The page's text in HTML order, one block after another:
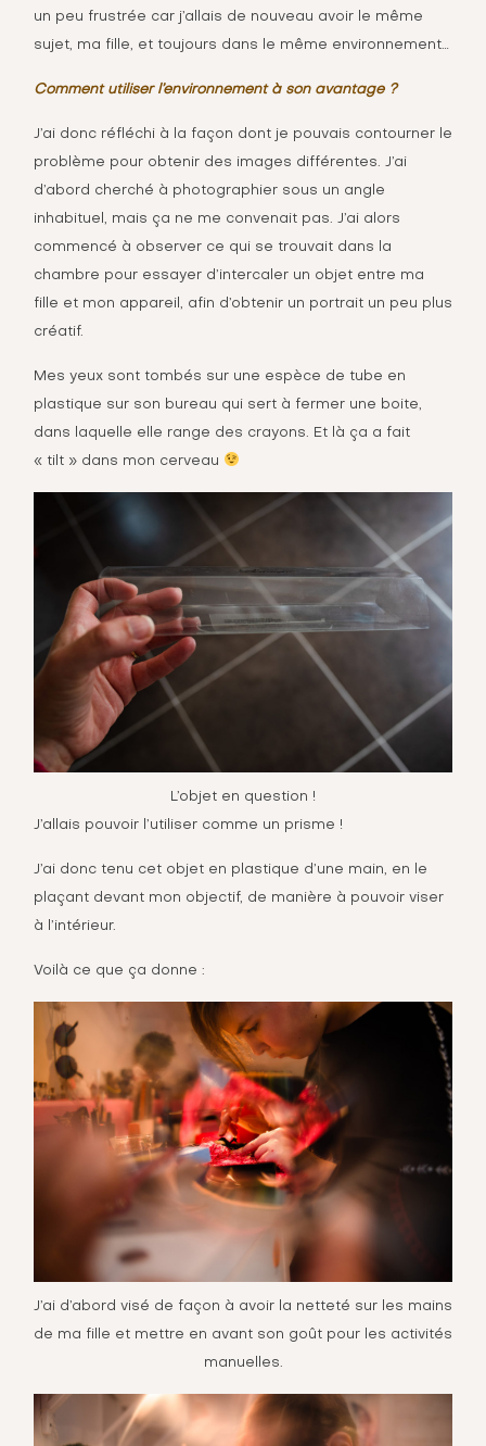
un peu frustrée car j’allais de nouveau avoir le même
sujet, ma fille, et toujours dans le même environnement…
Comment utiliser l’environnement à son avantage ?
J’ai donc réfléchi à la façon dont je pouvais contourner le
problème pour obtenir des images différentes. J’ai
d’abord cherché à photographier sous un angle
inhabituel, mais ça ne me convenait pas. J’ai alors
commencé à observer ce qui se trouvait dans la
chambre pour essayer d’intercaler un objet entre ma
fille et mon appareil, afin d’obtenir un portrait un peu plus
créatif.
Mes yeux sont tombés sur une espèce de tube en
plastique sur son bureau qui sert à fermer une boite,
dans laquelle elle range des crayons. Et là ça a fait
« tilt » dans mon cerveau
L’objet en question !
J’allais pouvoir l’utiliser comme un prisme !
J’ai donc tenu cet objet en plastique d’une main, en le
plaçant devant mon objectif, de manière à pouvoir viser
à l’intérieur.
Voilà ce que ça donne :
J’ai d’abord visé de façon à avoir la netteté sur les mains
de ma fille et mettre en avant son goût pour les activités
manuelles.